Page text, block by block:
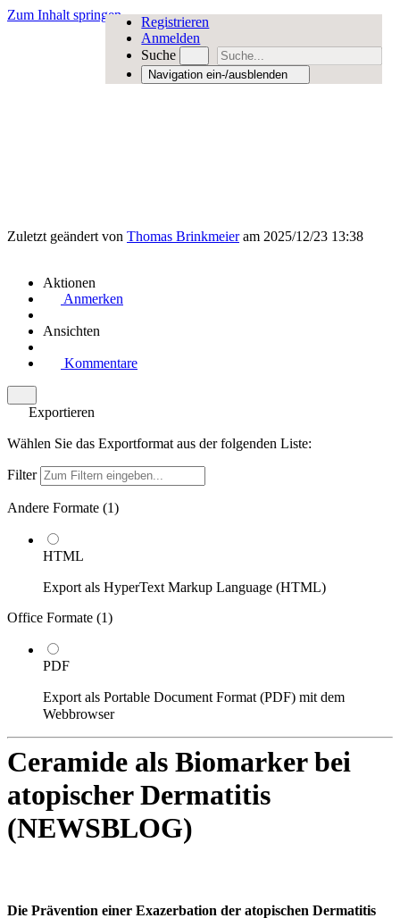
Zum Inhalt springen
Registrieren
Anmelden
Suche
Navigation ein-/ausblenden
Zuletzt geändert von Thomas Brinkmeieram 2025/12/23 13:38
Aktionen
Anmerken
Ansichten
Kommentare
Exportieren
Wählen Sie das Exportformat aus der folgenden Liste:
Filter
Andere Formate (1)
HTML
Export als HyperText Markup Language (HTML)
Office Formate (1)
PDF
Export als Portable Document Format (PDF) mit dem
Webbrowser
Ceramide als Biomarker bei
atopischer Dermatitis
(NEWSBLOG)
Die Prävention einer Exazerbation der atopischen Dermatitis